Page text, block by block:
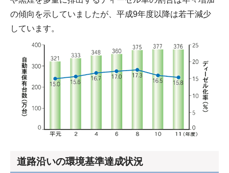
の傾向を示していましたが、平成9年度以降は若干減少
しています。
道路沿いの環境基準達成状況